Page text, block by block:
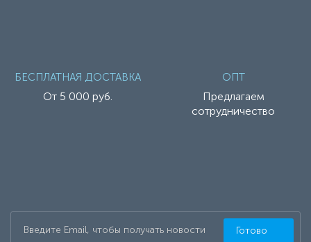
БЕСПЛАТНАЯ ДОСТАВКА
От 5 000 руб.
ОПТ
Предлагаем
сотрудничество
Готово